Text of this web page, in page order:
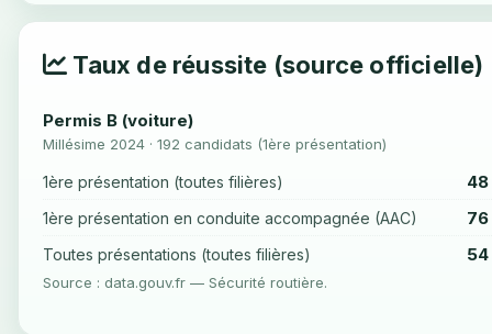
Taux de réussite (source officielle)
Permis B (voiture)
Millésime 2024 · 192 candidats (1ère présentation)
1ère présentation (toutes filières) 48
1ère présentation en conduite accompagnée (AAC) 76
Toutes présentations (toutes filières) 54
Source : data.gouv.fr — Sécurité routière.